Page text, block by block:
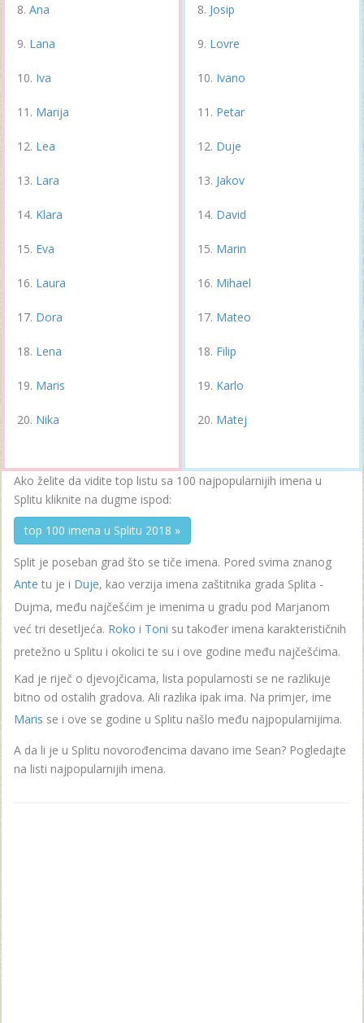
Ana
Lana
Iva
Marija
Lea
Lara
Klara
Eva
Laura
Dora
Lena
Maris
Nika
Josip
Lovre
Ivano
Petar
Duje
Jakov
David
Marin
Mihael
Mateo
Filip
Karlo
Matej
Ako želite da vidite top listu sa 100 najpopularnijih imena u
Splitu kliknite na dugme ispod:
top 100 imena u Splitu 2018 »
Split je poseban grad što se tiče imena. Pored svima znanog
Ante tu je i Duje, kao verzija imena zaštitnika grada Splita -
Dujma, među najčešćim je imenima u gradu pod Marjanom
već tri desetljeća. Roko i Toni su također imena karakterističnih
pretežno u Splitu i okolici te su i ove godine među najčešćima.
Kad je riječ o djevojčicama, lista popularnosti se ne razlikuje
bitno od ostalih gradova. Ali razlika ipak ima. Na primjer, ime
Maris se i ove se godine u Splitu našlo među najpopularnijima.
A da li je u Splitu novorođencima davano ime Sean? Pogledajte
na listi najpopularnijih imena.